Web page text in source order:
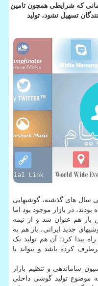
كه شرایطی همچون تامین
تسهیل نشود، تولید
سال های گذشته، گوشیهایی
در بازار موجود بود اما
باز هم عنوان شد و از نیمه
گوشیهای جدید ایرانی، باز هم به
پیدا کرد؛ آن هم تولید یک
کرده باشد و بتواند با
ساماندهی و تنظیم بازار
به موضوع تولید گوشی داخلی